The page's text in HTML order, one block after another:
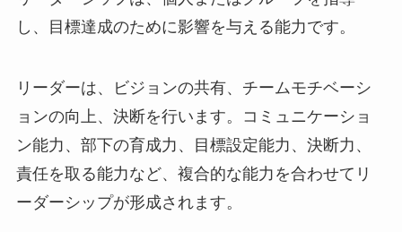
し、目標達成のために影響を与える能力です。
リーダーは、ビジョンの共有、チームモチベーシ
ョンの向上、決断を行います。コミュニケーショ
ン能力、部下の育成力、目標設定能力、決断力、
責任を取る能力など、複合的な能力を合わせてリ
ーダーシップが形成されます。